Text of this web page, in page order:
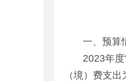
一、预算
2023年
（境）费支